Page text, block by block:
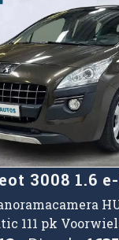
3008 1.6
111 pk